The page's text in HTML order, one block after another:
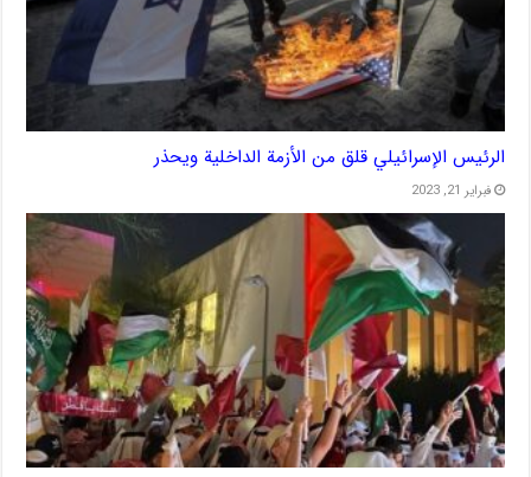
الرئيس الإسرائيلي قلق من الأزمة الداخلية ويحذر
فبراير 21, 2023